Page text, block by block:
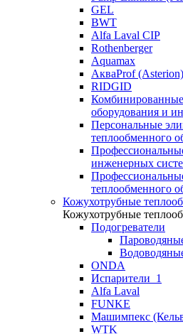
GEL
BWT
Alfa Laval CIP
Rothenberger
Aquamax
АкваProf (Asterion)
RIDGID
оборудования и
Персональные
теплообменного
инженерных
теплообменного
Кожухотрубные
Кожухотрубные
Подогреватели
ONDA
Испарители_1
Alfa Laval
FUNKE
Машимпекс
WTK